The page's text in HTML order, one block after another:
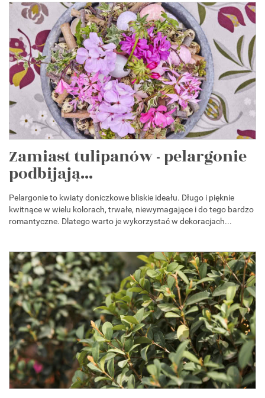
Zamiast tulipanów - pelargonie
podbijają...
Pelargonie to kwiaty doniczkowe bliskie ideału. Długo i pięknie
kwitnące w wielu kolorach, trwałe, niewymagające i do tego bardzo
romantyczne. Dlatego warto je wykorzystać w dekoracjach...